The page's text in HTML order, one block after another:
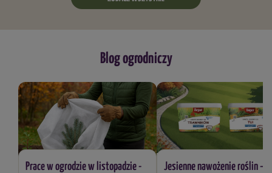
Blog ogrodniczy
Prace w ogrodzie w listopadzie -
Jesienne nawożenie roślin –